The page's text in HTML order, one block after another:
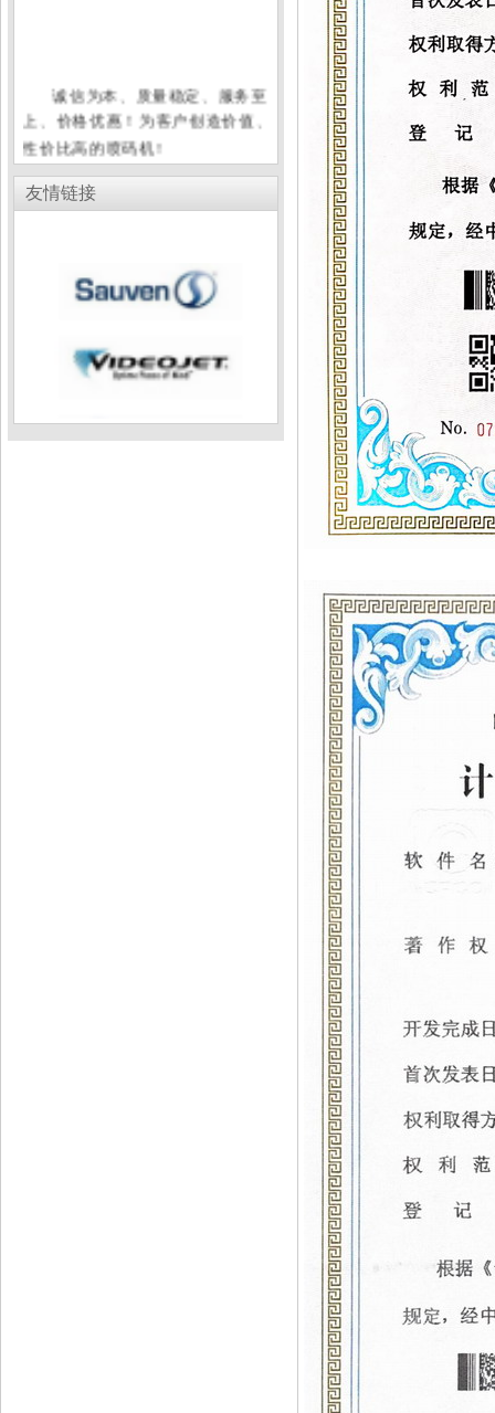
诚信为本、质量稳定、服务至
上、价格优惠！为客户创造价值、
性价比高的喷码机!
奥凯迪喷码机经过CE认证、
ROSH认证，取得国家专利证书、
互利,共同发展。你的选择使我们成
为一生的合作伙伴！
友情链接